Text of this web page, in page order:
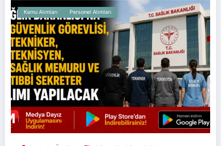
Kamu Alımları Personel Alımları